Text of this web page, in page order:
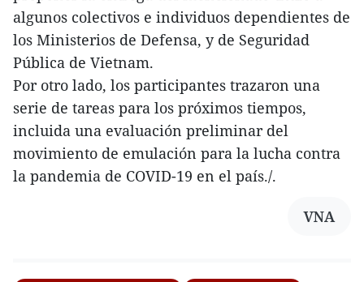
algunos colectivos e individuos dependientes de
los Ministerios de Defensa, y de Seguridad
Pública de Vietnam.
Por otro lado, los participantes trazaron una
serie de tareas para los próximos tiempos,
incluida una evaluación preliminar del
movimiento de emulación para la lucha contra
la pandemia de COVID-19 en el país./.
VNA